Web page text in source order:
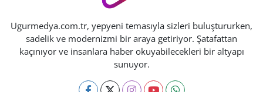
Ugurmedya.com.tr, yepyeni temasıyla sizleri buluştururken,
sadelik ve modernizmi bir araya getiriyor. Şatafattan
kaçınıyor ve insanlara haber okuyabilecekleri bir altyapı
sunuyor.